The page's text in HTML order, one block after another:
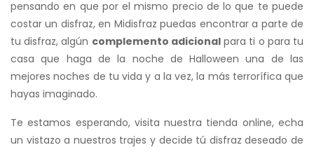
pensando en que por el mismo precio de lo que te puede
costar un disfraz, en Midisfraz puedas encontrar a parte de
tu disfraz, algún complemento adicionalpara ti o para tu
casa que haga de la noche de Halloween una de las
mejores noches de tu vida y a la vez, la más terrorífica que
hayas imaginado.
Te estamos esperando, visita nuestra tienda online, echa
un vistazo a nuestros trajes y decide tú disfraz deseado de